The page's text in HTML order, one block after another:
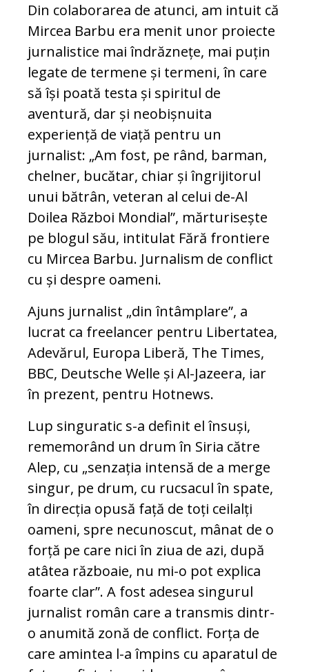
Din colaborarea de atunci, am intuit că
Mircea Barbu era menit unor proiecte
jurnalistice mai îndrăznețe, mai puțin
legate de termene și termeni, în care
să își poată testa și spiritul de
aventură, dar și neobișnuita
experiență de viață pentru un
jurnalist: „Am fost, pe rând, barman,
chelner, bucătar, chiar și îngrijitorul
unui bătrân, veteran al celui de-Al
Doilea Război Mondial”, mărturisește
pe blogul său, intitulat Fără frontiere
cu Mircea Barbu. Jurnalism de conflict
cu și despre oameni.
Ajuns jurnalist „din întâmplare”, a
lucrat ca freelancer pentru Libertatea,
Adevărul, Europa Liberă, The Times,
BBC, Deutsche Welle și Al-Jazeera, iar
în prezent, pentru Hotnews.
Lup singuratic s-a definit el însuși,
rememorând un drum în Siria către
Alep, cu „senzația intensă de a merge
singur, pe drum, cu rucsacul în spate,
în direcția opusă față de toți ceilalți
oameni, spre necunoscut, mânat de o
forță pe care nici în ziua de azi, după
atâtea războaie, nu mi-o pot explica
foarte clar”. A fost adesea singurul
jurnalist român care a transmis dintr-
o anumită zonă de conflict. Forța de
care amintea l-a împins cu aparatul de